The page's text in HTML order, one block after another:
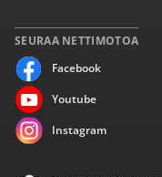
SEURAA NETTIMOTOA
Facebook
Youtube
Instagram